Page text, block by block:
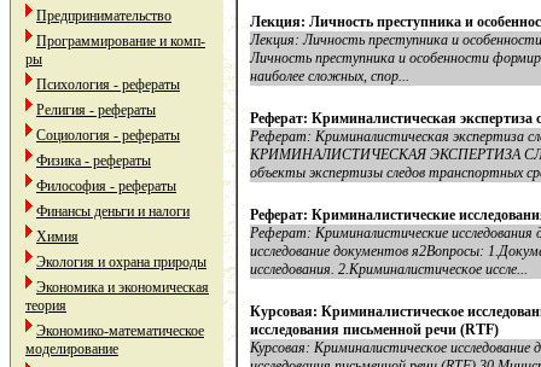
Предпринимательство
Программирование и комп-
ры
Психология - рефераты
Религия - рефераты
Социология - рефераты
Физика - рефераты
Философия - рефераты
Финансы деньги и налоги
Химия
Экология и охрана природы
Экономика и экономическая
теория
Экономико-математическое
моделирование
Лекция: Личность преступника и
Лекция: Личность преступника и
Личность преступника и особенности
наиболее сложных, спор...
Реферат: Криминалистическая экспертиза
Реферат: Криминалистическая экспертиза
КРИМИНАЛИСТИЧЕСКАЯ ЭКСПЕРТИЗА
объекты экспертизы следов транспортных
Реферат: Криминалистические
Реферат: Криминалистические
исследование документов я2Вопросы:
исследования. 2.Криминалистическое иссле...
Курсовая: Криминалистическое
исследования письменной речи (RTF)
Курсовая: Криминалистическое